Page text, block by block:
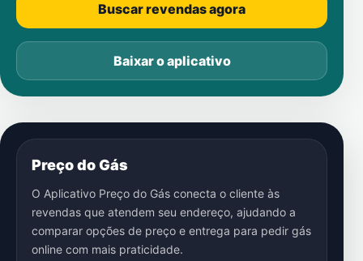
Buscar revendas agora
Baixar o aplicativo
Preço do Gás
O Aplicativo Preço do Gás conecta o cliente às
revendas que atendem seu endereço, ajudando a
comparar opções de preço e entrega para pedir gás
online com mais praticidade.